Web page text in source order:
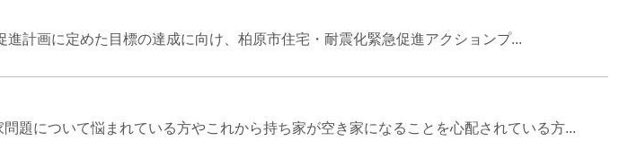
画に定めた目標の達成に向け、柏原市住宅・耐震化緊急促進アクションプ...
について悩まれている方やこれから持ち家が空き家になることを心配されている方...